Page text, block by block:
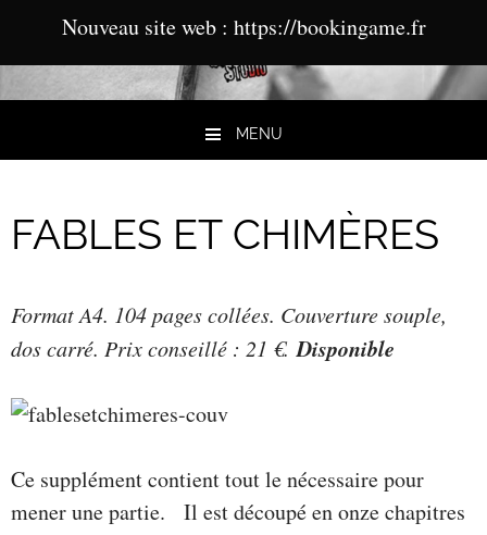
MENU
FABLES ET CHIMÈRES
Format A4. 104 pages collées. Couverture souple,
dos carré. Prix conseillé : 21 €.Disponible
Ce supplément contient tout le nécessaire pour
mener une partie. Il est découpé en onze chapitres
Nouveau site web : https://bookingame.fr